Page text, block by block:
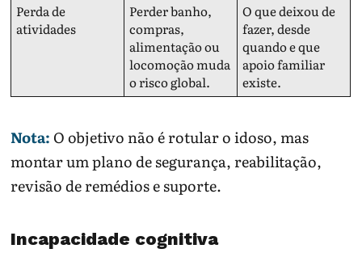
Perda de
atividades
Perder banho,
compras,
alimentação ou
locomoção muda
o risco global.
O que deixou de
fazer, desde
quando e que
apoio familiar
existe.
Nota: O objetivo não é rotular o idoso, mas
montar um plano de segurança, reabilitação,
revisão de remédios e suporte.
Incapacidade cognitiva